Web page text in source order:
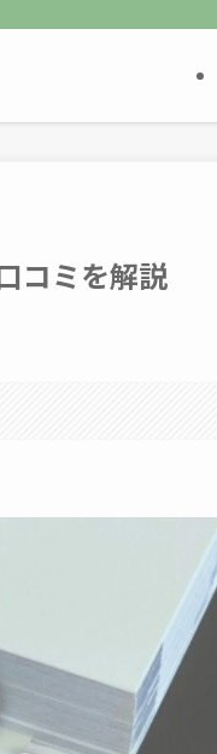
コミを解説